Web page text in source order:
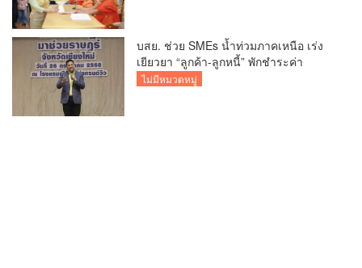
บสย. ช่วย SMEs น้ำท่วมภาคเหนือ เร่ง
เยียวยา “ลูกค้า-ลูกหนี้” พักชำระค่า
ธรรมเนียม-ค่างวด
ไม่มีหมวดหมู่